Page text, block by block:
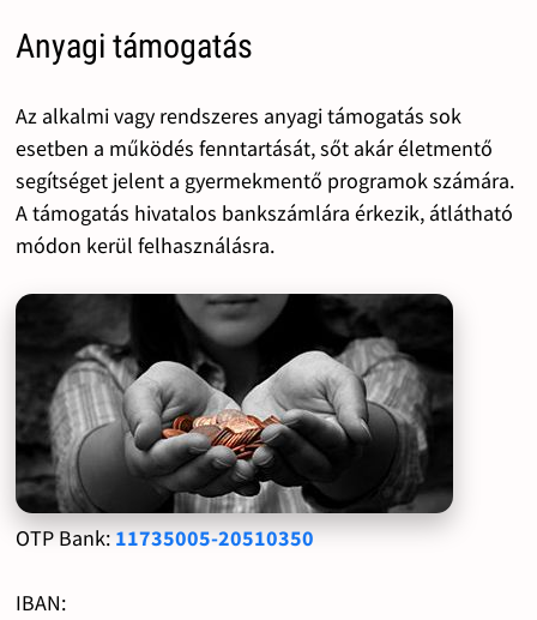
Anyagi támogatás
Az alkalmi vagy rendszeres anyagi támogatás sok
esetben a működés fenntartását, sőt akár életmentő
segítséget jelent a gyermekmentő programok számára.
A támogatás hivatalos bankszámlára érkezik, átlátható
módon kerül felhasználásra.
OTP Bank: 11735005-20510350
IBAN: